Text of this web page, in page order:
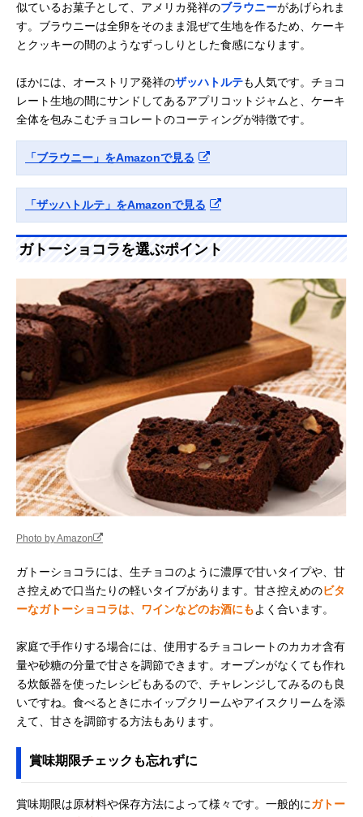
似ているお菓子として、アメリカ発祥のブラウニーがあげられま
す。ブラウニーは全卵をそのまま混ぜて生地を作るため、ケーキ
とクッキーの間のようなずっしりとした食感になります。
ほかには、オーストリア発祥のザッハトルテも人気です。チョコ
レート生地の間にサンドしてあるアプリコットジャムと、ケーキ
全体を包みこむチョコレートのコーティングが特徴です。
「ブラウニー」をAmazonで見る
「ザッハトルテ」をAmazonで見る
ガトーショコラを選ぶポイント
Photo by Amazon
ガトーショコラには、生チョコのように濃厚で甘いタイプや、甘
さ控えめで口当たりの軽いタイプがあります。甘さ控えめのビタ
ーなガトーショコラは、ワインなどのお酒にもよく合います。
家庭で手作りする場合には、使用するチョコレートのカカオ含有
量や砂糖の分量で甘さを調節できます。オーブンがなくても作れ
る炊飯器を使ったレシピもあるので、チャレンジしてみるのも良
いですね。食べるときにホイップクリームやアイスクリームを添
えて、甘さを調節する方法もあります。
賞味期限チェックも忘れずに
賞味期限は原材料や保存方法によって様々です。一般的にガトー